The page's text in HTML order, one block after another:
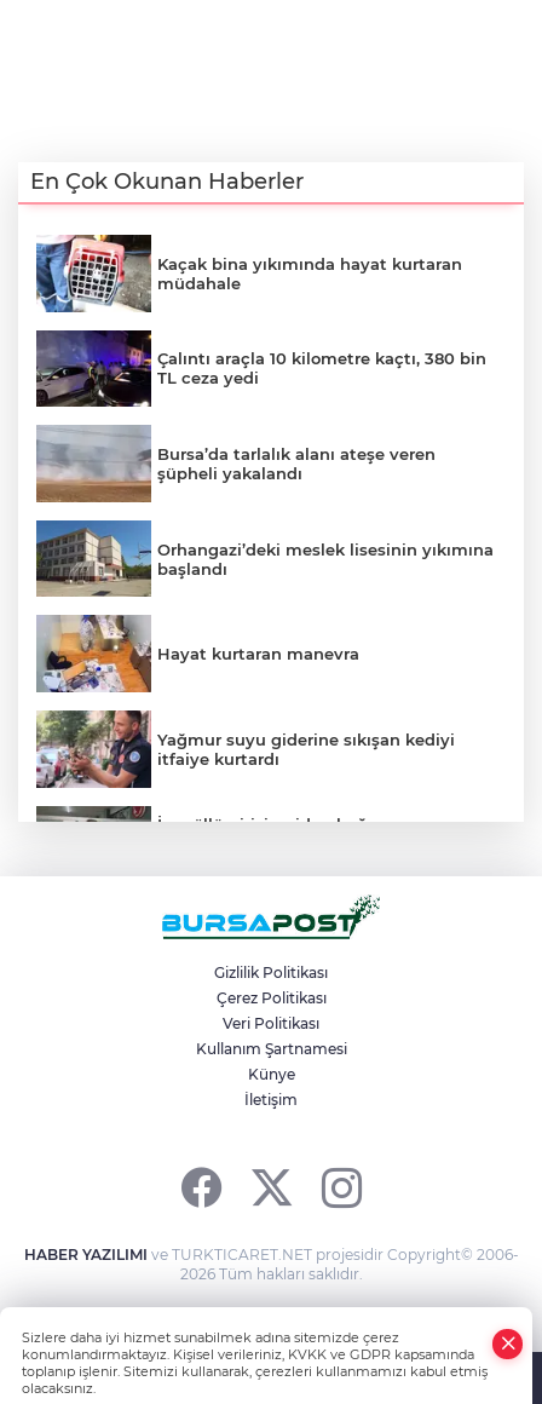
En Çok Okunan Haberler
Kaçak bina yıkımında hayat kurtaran
müdahale
Çalıntı araçla 10 kilometre kaçtı, 380 bin
TL ceza yedi
Bursa’da tarlalık alanı ateşe veren
şüpheli yakalandı
Orhangazi’deki meslek lisesinin yıkımına
başlandı
Hayat kurtaran manevra
Yağmur suyu giderine sıkışan kediyi
itfaiye kurtardı
İnegöllü girişimciden bağış
İznik Gölü kıyısında 70 milyon yıllık fosil
Bursa’dan Kırgızistan’a uzanan zirve
tırmanışı
6. Perseid Meteor Yağmuru Gözlem
Gizlilik Politikası
Çerez Politikası
Veri Politikası
Kullanım Şartnamesi
Künye
İletişim
HABER YAZILIMI ve TURKTICARET.NET projesidir Copyright© 2006-
2026 Tüm hakları saklıdır.
Sizlere daha iyi hizmet sunabilmek adına sitemizde çerez
konumlandırmaktayız. Kişisel verileriniz, KVKK ve GDPR kapsamında
toplanıp işlenir. Sitemizi kullanarak, çerezleri kullanmamızı kabul etmiş
olacaksınız.